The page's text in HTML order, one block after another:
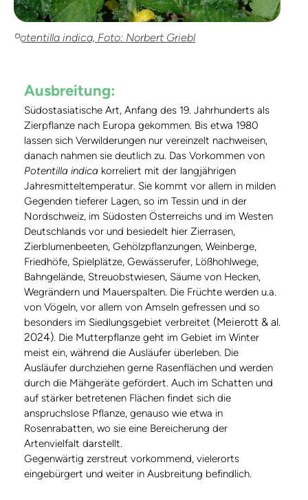
Potentilla indica, Foto: Norbert Griebl
Ausbreitung:
Südostasiatische Art, Anfang des 19. Jahrhunderts als
Zierpflanze nach Europa gekommen. Bis etwa 1980
lassen sich Verwilderungen nur vereinzelt nachweisen,
danach nahmen sie deutlich zu. Das Vorkommen von
Potentilla indica korreliert mit der langjährigen
Jahresmitteltemperatur. Sie kommt vor allem in milden
Gegenden tieferer Lagen, so im Tessin und in der
Nordschweiz, im Südosten Österreichs und im Westen
Deutschlands vor und besiedelt hier Zierrasen,
Zierblumenbeeten, Gehölzpflanzungen, Weinberge,
Friedhöfe, Spielplätze, Gewässerufer, Lößhohlwege,
Bahngelände, Streuobstwiesen, Säume von Hecken,
Wegrändern und Mauerspalten. Die Früchte werden u.a.
von Vögeln, vor allem von Amseln gefressen und so
besonders im Siedlungsgebiet verbreitet (Meierott & al.
2024) . Die Mutterpflanze geht im Gebiet im Winter
meist ein, während die Ausläufer überleben. Die
Ausläufer durchziehen gerne Rasenflächen und werden
durch die Mähgeräte gefördert. Auch im Schatten und
auf stärker betretenen Flächen findet sich die
anspruchslose Pflanze, genauso wie etwa in
Rosenrabatten, wo sie eine Bereicherung der
Artenvielfalt darstellt.
Gegenwärtig zerstreut vorkommend, vielerorts
eingebürgert und weiter in Ausbreitung befindlich.